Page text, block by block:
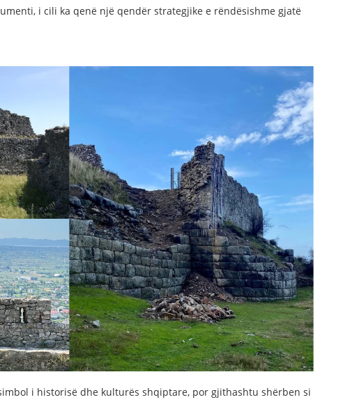
i cili ka qenë një qendër strategjike e rëndësishme gjatë
i historisë dhe kulturës shqiptare, por gjithashtu shërben si